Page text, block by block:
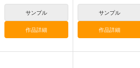
サンプル
作品詳細
サンプル
作品詳細